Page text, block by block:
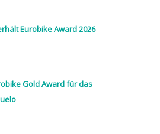
Eurobike Award 2026
Gold Award für das